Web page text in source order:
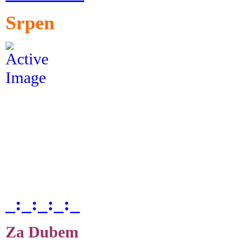
Srpen
_:_:_:_:_
Za Dubem